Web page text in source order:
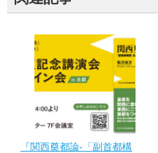
『関西奠都論-「副首都構